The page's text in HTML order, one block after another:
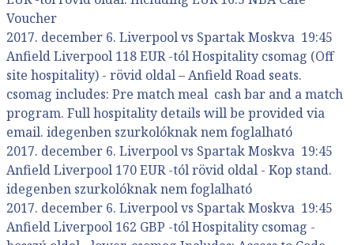
Voucher
2017. december 6. Liverpool vs Spartak Moskva 19:45
Anfield Liverpool 118 EUR -tól Hospitality csomag (Off
site hospitality) - rövid oldal – Anfield Road seats.
csomag includes: Pre match meal cash bar and a match
program. Full hospitality details will be provided via
email. idegenben szurkolóknak nem foglalható
2017. december 6. Liverpool vs Spartak Moskva 19:45
Anfield Liverpool 170 EUR -tól rövid oldal - Kop stand.
idegenben szurkolóknak nem foglalható
2017. december 6. Liverpool vs Spartak Moskva 19:45
Anfield Liverpool 162 GBP -tól Hospitality csomag -